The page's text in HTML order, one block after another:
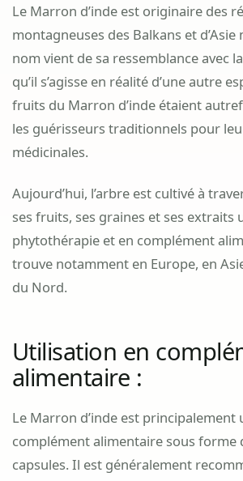
Le Marron d’inde est originaire des
montagneuses des Balkans et d’Asie
nom vient de sa ressemblance avec
qu’il s’agisse en réalité d’une autre
fruits du Marron d’inde étaient
les guérisseurs traditionnels pour
médicinales.
Aujourd’hui, l’arbre est cultivé à
ses fruits, ses graines et ses extraits
phytothérapie et en complément
trouve notamment en Europe, en
du Nord.
Utilisation en
alimentaire :
Le Marron d’inde est principalement
complément alimentaire sous forme
capsules. Il est généralement